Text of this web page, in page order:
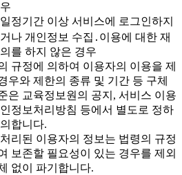
정기간 이상 서비스에 로그인하지
나 개인정보 수집․이용에 대한 재
를 하지 않은 경우
규정에 의하여 이용자의 이용을 제
우와 제한의 종류 및 기간 등 구체
은 교육정보원의 공지, 서비스 이용
정보처리방침 등에서 별도로 정하
합니다.
리된 이용자의 정보는 법령의 규정
보존할 필요성이 있는 경우를 제외
없이 파기합니다.